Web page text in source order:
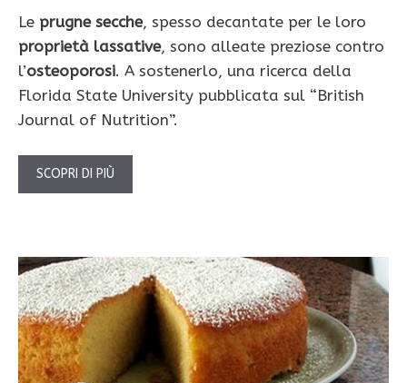
Le prugne secche, spesso decantate per le loro
proprietà lassative, sono alleate preziose contro
l’osteoporosi. A sostenerlo, una ricerca della
Florida State University pubblicata sul “British
Journal of Nutrition”.
SCOPRI DI PIÙ